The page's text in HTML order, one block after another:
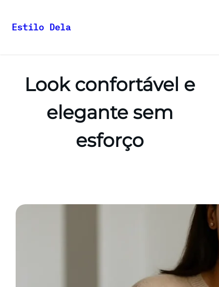
conteúdo
Estilo Dela
Look confortável e
elegante sem
esforço